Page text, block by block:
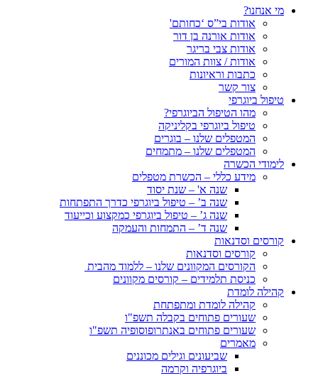
מי אנחנו?
אודות בי”ס ‘כחותם'
אודות אורנה בן דור
אודות צבי בריגר
אודות / צוות המורים
כתבות וראיונות
צור קשר
טיפול ביוגרפי
מהו הטיפול הביוגרפי?
טיפול ביוגרפי בקליניקה
המטפלים שלנו – בוגרים
המטפלים שלנו – מתמחים
לימודי הכשרה
מידע כללי – הכשרת מטפלים
שנה א' – שנת יסוד
שנה ב’ – טיפול ביוגרפי כדרך התפתחות
שנה ג’ – טיפול ביוגרפי כמקצוע וכייעוד
שנה ד’ – התמחות והעמקה
קורסים וסדנאות
קורסים וסדנאות
הקורסים המקוונים שלנו – ללמוד מהבית
כניסת תלמידים – קורסים מקוונים
קהילה לומדת
קהילה לומדת ומתפתחת
שעורים פתוחים בקבלה תשפ"ו
שעורים פתוחים באנתרופוסופיה תשפ"ו
מאמרים
שביעונים וגילים מכוננים
ביוגרפיה וקרמה